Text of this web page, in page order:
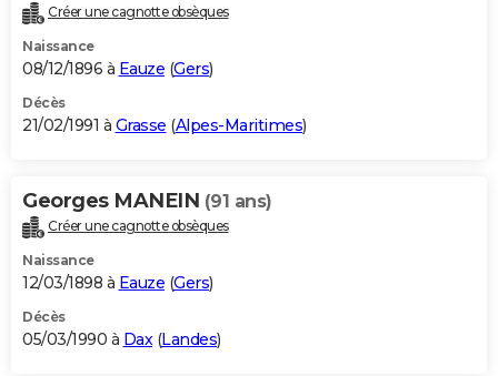
Créer une cagnotte obsèques
Naissance
08/12/1896 à Eauze (Gers)
Décès
21/02/1991 à Grasse (Alpes-Maritimes)
Georges MANEIN (91 ans)
Créer une cagnotte obsèques
Naissance
12/03/1898 à Eauze (Gers)
Décès
05/03/1990 à Dax(Landes)